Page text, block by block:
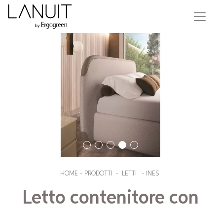
HOME - PRODOTTI - LETTI - INES
Letto contenitore con